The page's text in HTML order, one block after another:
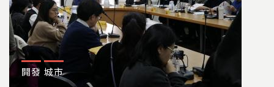
開發 城市